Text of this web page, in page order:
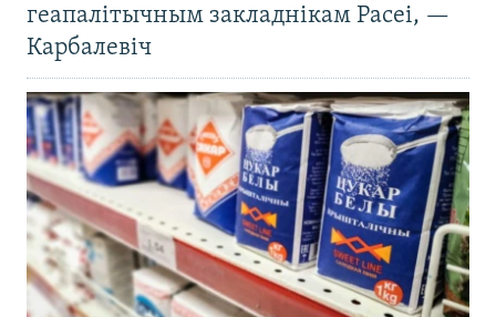
геапалітычным закладнікам Расеі, —
Карбалевіч